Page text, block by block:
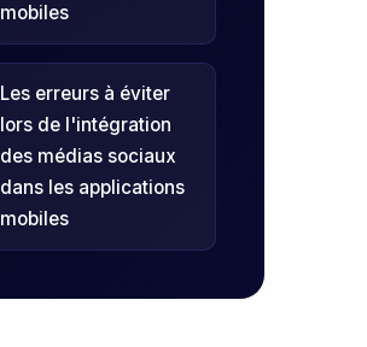
mobiles
Les erreurs à éviter
lors de l'intégration
des médias sociaux
dans les applications
mobiles